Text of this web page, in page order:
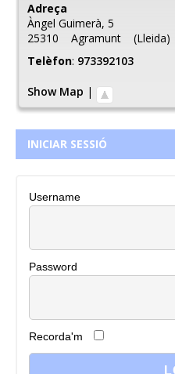
Adreça
Àngel Guimerà, 5
25310
Agramunt (Lleida)
Telèfon: 973392103
Show Map |
INICIAR SESSIÓ
Username
Password
Recorda'm